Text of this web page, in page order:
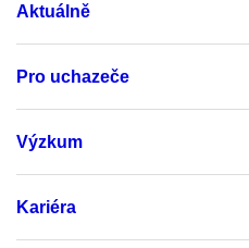
Aktuálně
Pro uchazeče
Výzkum
Kariéra